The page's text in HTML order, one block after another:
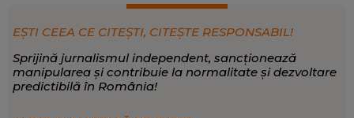
EȘTI CEEA CE CITEȘTI, CITEȘTE RESPONSABIL!
Sprijină jurnalismul independent, sancționează
manipularea și contribuie la normalitate și dezvoltare
predictibilă în România!